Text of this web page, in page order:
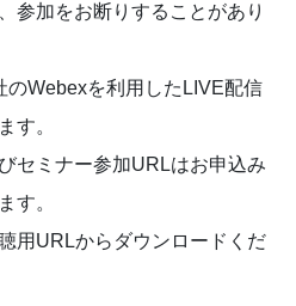
参加をお断りすることがあり
のWebexを利用したLIVE配信
す。
セミナー参加URLはお申込み
す。
用URLからダウンロードくだ